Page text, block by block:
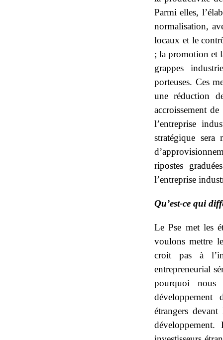
Parmi elles,
normalisation,
locaux et le
; la promotion et
grappes
porteuses. Ces
une réduction
accroissement
l’entreprise
stratégique sera
ripostes
l’entreprise
Qu’est-ce qui
Le Pse met les
voulons mettre
croit pas à
entrepreneurial
pourquoi
développement
étrangers